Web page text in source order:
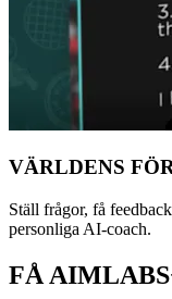
VÄRLDENS
Ställ frågor, få
personliga AI-coach.
FÅ